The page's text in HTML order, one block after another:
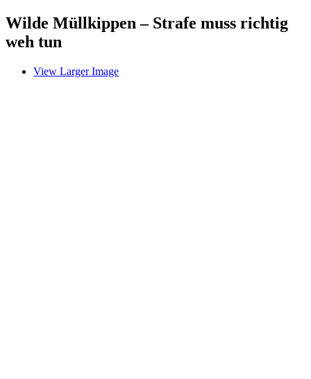
Wilde Müllkippen – Strafe muss richtig
weh tun
View Larger Image